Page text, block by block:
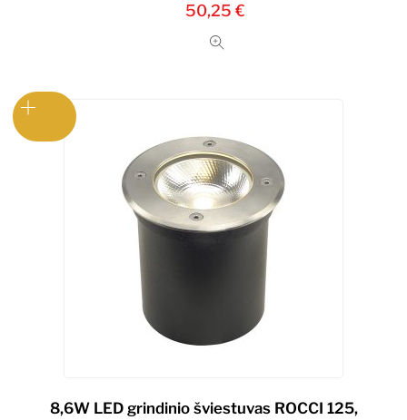
50,25 €
8,6W LED grindinio šviestuvas ROCCI 125,